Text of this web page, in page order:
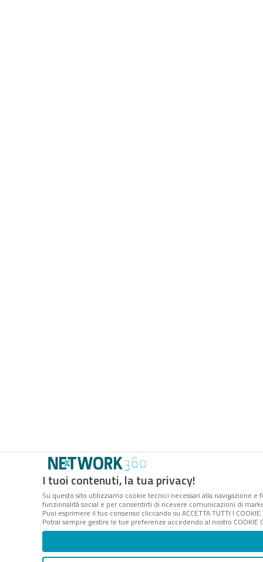
I tuoi contenuti, la tua privacy!
Su questo sito utilizziamo cookie tecnici necessari alla navigazione
funzionalità social e per consentirti di ricevere comunicazioni di
Puoi esprimere il tuo consenso cliccando su ACCETTA TUTTI I
Potrai sempre gestire le tue preferenze accedendo al nostro